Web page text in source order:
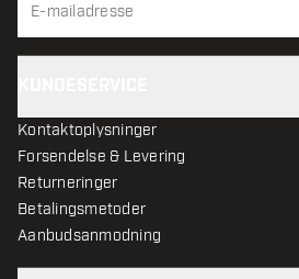
Kontaktoplysninger
Forsendelse & Levering
Returneringer
Betalingsmetoder
Aanbudsanmodning